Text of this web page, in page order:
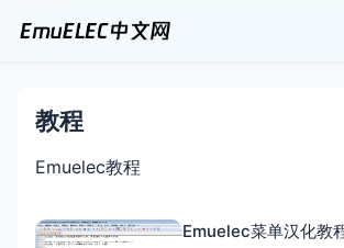
教程
Emuelec教程
Emuelec菜单汉化教